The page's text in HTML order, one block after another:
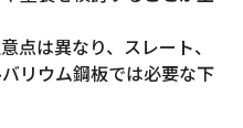
点は異なり、スレート、
リウム鋼板では必要な下